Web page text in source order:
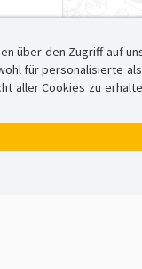
über den Zugriff auf
für personalisierte
aller Cookies zu